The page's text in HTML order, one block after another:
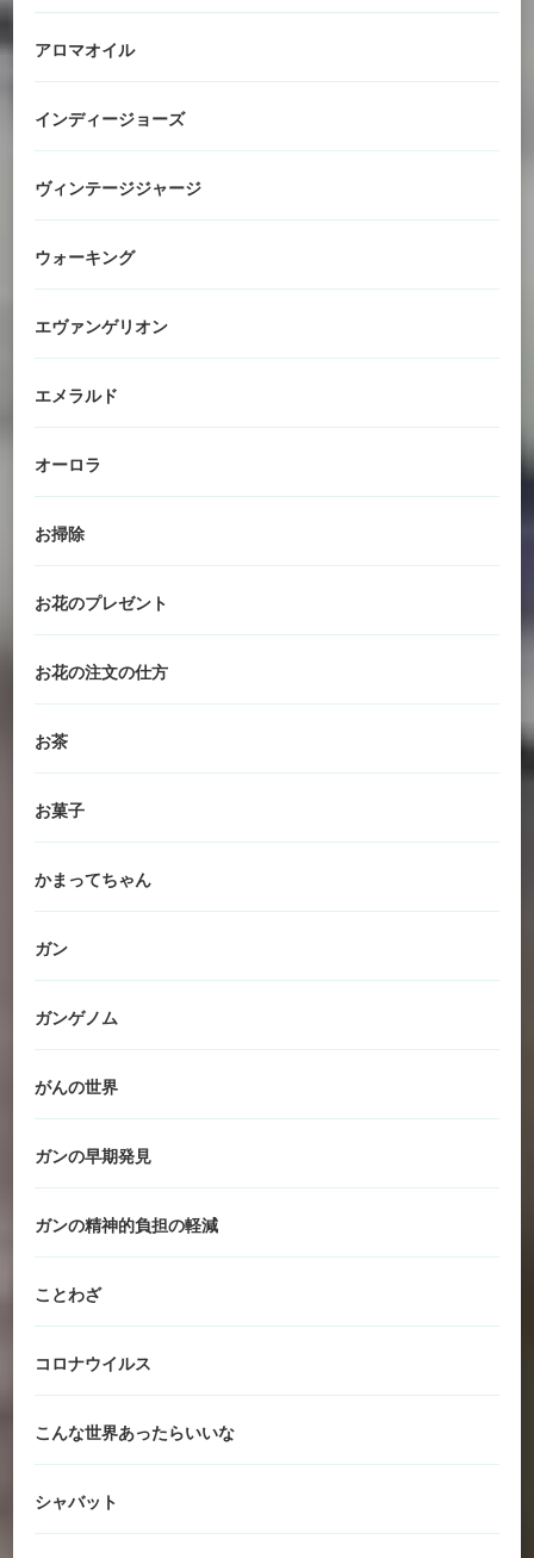
アロマオイル
インディージョーズ
ヴィンテージジャージ
ウォーキング
エヴァンゲリオン
エメラルド
オーロラ
お掃除
お花のプレゼント
お花の注文の仕方
お茶
お菓子
かまってちゃん
ガン
ガンゲノム
がんの世界
ガンの早期発見
ガンの精神的負担の軽減
ことわざ
コロナウイルス
こんな世界あったらいいな
シャバット